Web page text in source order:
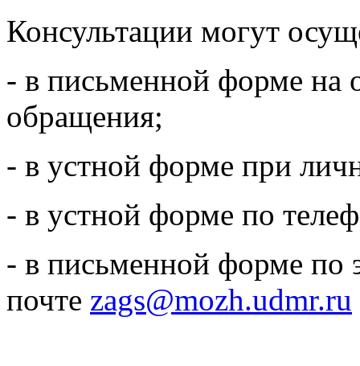
Консультации могут
- в письменной форме на
обращения;
- в устной форме при
- в устной форме по
- в письменной форме по
почте zags@mozh.udmr.ru